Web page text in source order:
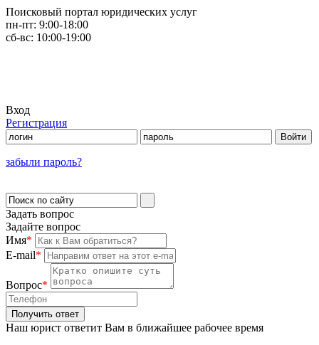
Поисковый портал юридических услуг
пн-пт: 9:00-18:00
сб-вс: 10:00-19:00
Вход
Регистрация
забыли пароль?
Задать вопрос
Задайте вопрос
Имя*
E-mail*
Вопрос*
Наш юрист ответит Вам в ближайшее рабочее время